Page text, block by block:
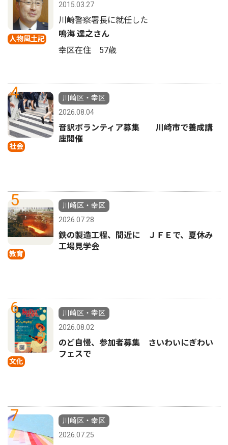
人物風土記
2015.03.27
川崎警察署長に就任した
鳴海 達之さん
幸区在住 57歳
4
社会
川崎区・幸区
2026.08.04
音訳ボランティア募集 川崎市で養成講
座開催
5
教育
川崎区・幸区
2026.07.28
鉄の製造工程、間近に ＪＦＥで、夏休み
工場見学会
6
文化
川崎区・幸区
2026.08.02
のど自慢、参加者募集 さいわいにぎわい
フェスで
7
川崎区・幸区
2026.07.25